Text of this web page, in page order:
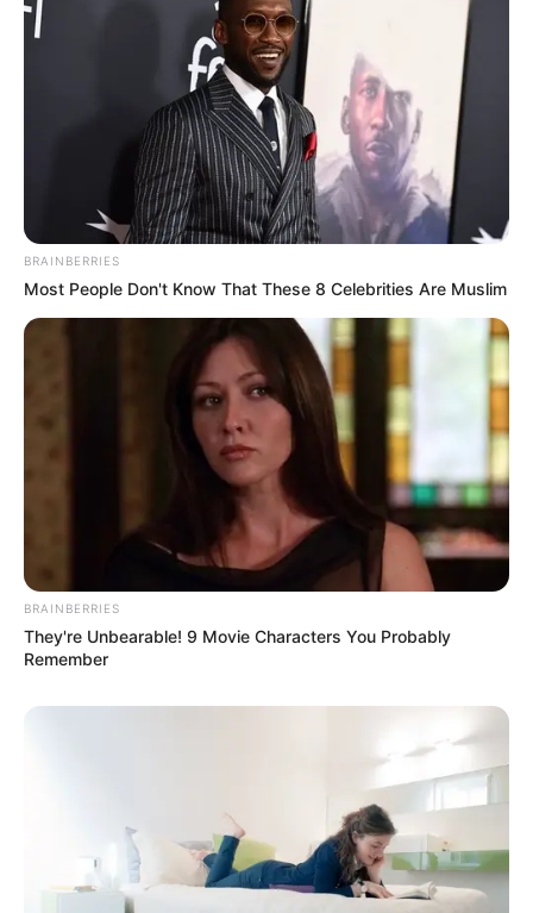
BRAINBERRIES
Most People Don't Know That These 8 Celebrities Are Muslim
BRAINBERRIES
They're Unbearable! 9 Movie Characters You Probably
Remember